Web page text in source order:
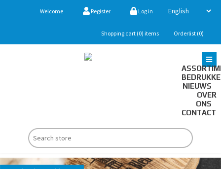
Welcome Register Log in
Shopping cart (0) items Orderlist (0)
NIEUWS
OVER
ONS
CONTACT